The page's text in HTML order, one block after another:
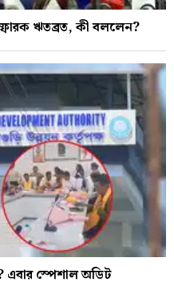
ঋতব্রত, কী বললেন?
স্পেশাল অডিট